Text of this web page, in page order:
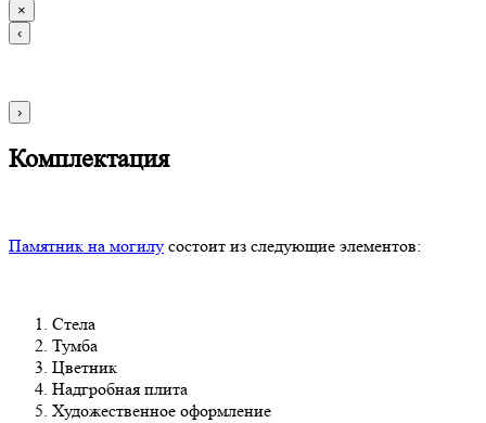
×
‹
›
Комплектация
Памятник на могилу состоит из следующие элементов:
Стела
Тумба
Цветник
Надгробная плита
Художественное оформление